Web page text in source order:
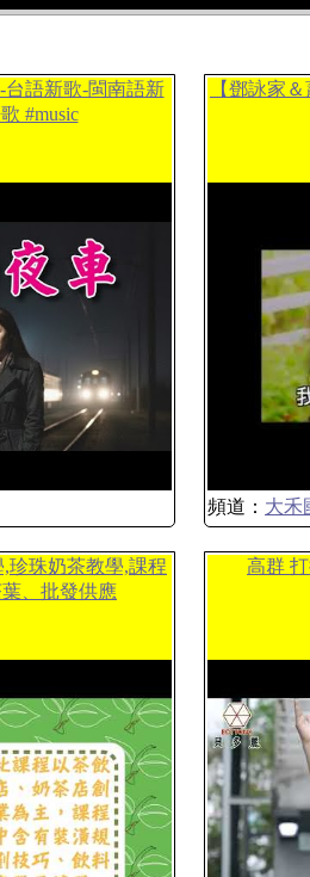
台語新歌-閩南語新
#music
【鄧詠家
頻道： 大禾
珍珠奶茶教學,課程
、批發供應
高群